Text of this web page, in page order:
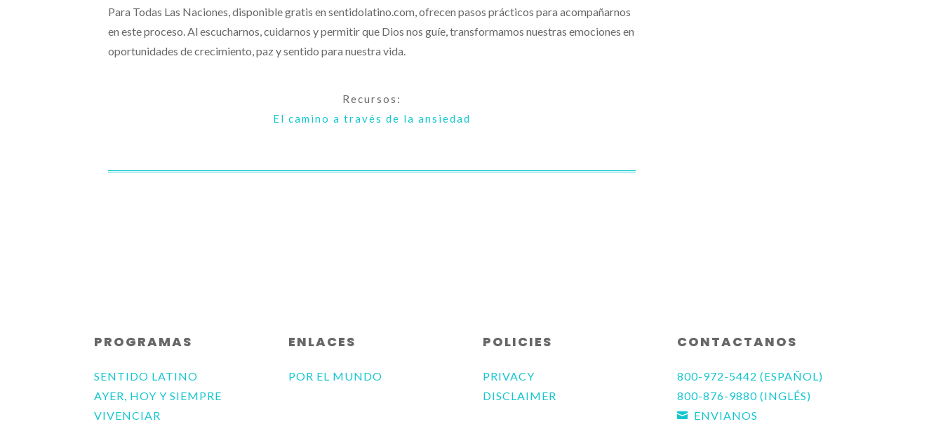
Para Todas Las Naciones, disponible gratis en sentidolatino.com, ofrecen pasos prácticos para acompañarnos
en este proceso. Al escucharnos, cuidarnos y permitir que Dios nos guíe, transformamos nuestras emociones en
oportunidades de crecimiento, paz y sentido para nuestra vida.
Recursos:
El camino a través de la ansiedad
PROGRAMAS
SENTIDO LATINO
AYER, HOY Y SIEMPRE
VIVENCIAR
ENLACES
POR EL MUNDO
POLICIES
PRIVACY
DISCLAIMER
CONTACTANOS
800-972-5442 (ESPAÑOL)
800-876-9880 (INGLÉS)
 ENVIANOS